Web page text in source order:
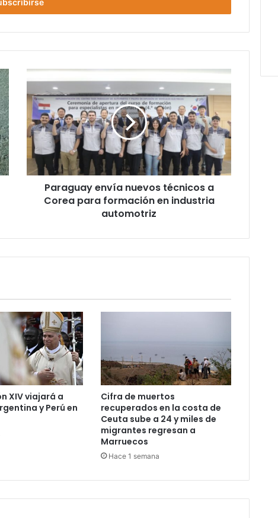
Paraguay envía nuevos técnicos a
Corea para formación en industria
automotriz
XIV viajará a
y Perú en
Cifra de muertos
recuperados en la costa de
Ceuta sube a 24 y miles de
migrantes regresan a
Marruecos
Hace 1 semana